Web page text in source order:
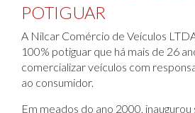
POTIGUAR
A Nilcar Comércio de Veículos
100% potiguar que há mais de 26
comercializar veículos com
ao consumidor.
Em meados do ano 2000, inaugurou